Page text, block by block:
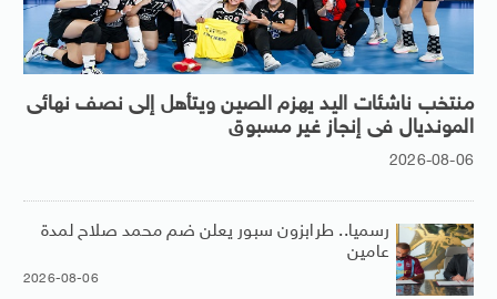
منتخب ناشئات اليد يهزم الصين ويتأهل إلى نصف نهائى
المونديال فى إنجاز غير مسبوق
2026-08-06
رسميا.. طرابزون سبور يعلن ضم محمد صلاح لمدة
عامين
2026-08-06